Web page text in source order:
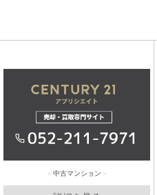
中古マンション